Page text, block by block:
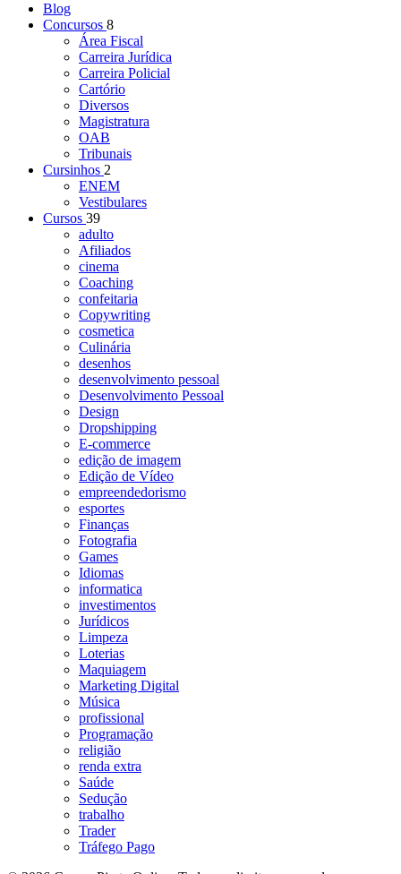
Blog
Concursos 8
Área Fiscal
Carreira Jurídica
Carreira Policial
Cartório
Diversos
Magistratura
OAB
Tribunais
Cursinhos 2
ENEM
Vestibulares
Cursos 39
adulto
Afiliados
cinema
Coaching
confeitaria
Copywriting
cosmetica
Culinária
desenhos
desenvolvimento pessoal
Desenvolvimento Pessoal
Design
Dropshipping
E-commerce
edição de imagem
Edição de Vídeo
empreendedorismo
esportes
Finanças
Fotografia
Games
Idiomas
informatica
investimentos
Jurídicos
Limpeza
Loterias
Maquiagem
Marketing Digital
Música
profissional
Programação
religião
renda extra
Saúde
Sedução
trabalho
Trader
Tráfego Pago